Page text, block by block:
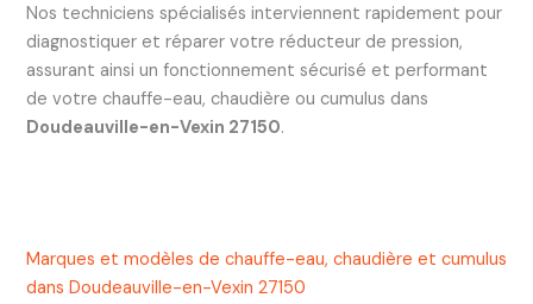
Nos techniciens spécialisés interviennent rapidement pour
diagnostiquer et réparer votre réducteur de pression,
assurant ainsi un fonctionnement sécurisé et performant
de votre chauffe-eau, chaudière ou cumulus dans
Doudeauville-en-Vexin 27150.
Marques et modèles de chauffe-eau, chaudière et cumulus
dans Doudeauville-en-Vexin 27150